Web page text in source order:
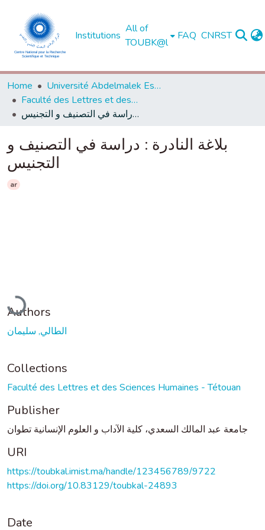
Institutions
All of
TOUBK@l
FAQ CNRST
Home
Université Abdelmalek Essaadi - Tétouan
Faculté des Lettres et des Sciences Humaines - Tétouan
بلاغة النادرة : دراسة في التصنيف و التجنيس
بلاغة النادرة : دراسة في التصنيف و
التجنيس
ar
Loading...
Authors
الطالي, سليمان
Collections
Faculté des Lettres et des Sciences Humaines - Tétouan
Publisher
جامعة عبد المالك السعدي، كلية الآداب و العلوم الإنسانية تطوان
URI
https://toubkal.imist.ma/handle/123456789/9722
https://doi.org/10.83129/toubkal-24893
Date